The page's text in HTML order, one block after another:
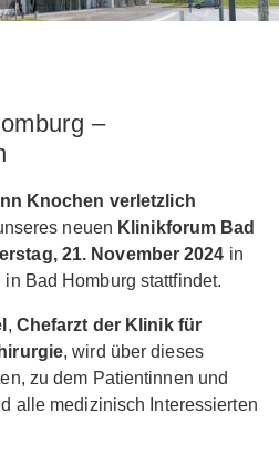
–
Knochen verletzlich
neuen Klinikforum Bad
21. November 2024 in
Bad Homburg stattfindet.
, Chefarzt der Klinik für
, wird über dieses
zu dem Patientinnen und
alle medizinisch Interessierten